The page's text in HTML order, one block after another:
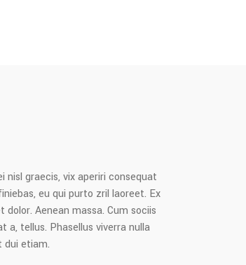
nisl graecis, vix aperiri consequat
eu qui purto zril laoreet. Ex
Aenean massa. Cum sociis
a, tellus. Phasellus viverra nulla
dui etiam.